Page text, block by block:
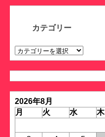
カ
カテゴリー
カ
テ
ゴ
リ
ー
2026年8月
月
火 水 木